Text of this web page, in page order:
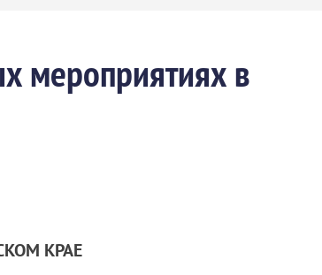
мероприятиях в
КРАЕ